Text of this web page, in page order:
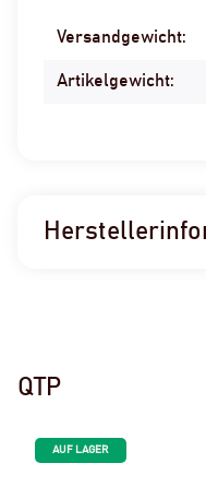
Produkteigenschaft
Wert
Versandgewicht:
Artikelgewicht:
QTP
AUF LAGER